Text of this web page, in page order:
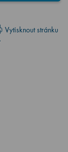
Vytisknout stránku